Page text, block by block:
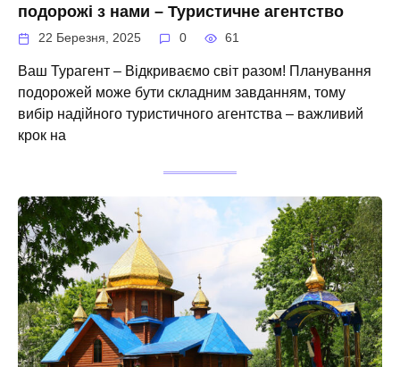
подорожі з нами – Туристичне агентство
22 Березня, 2025 0 61
Ваш Турагент – Відкриваємо світ разом! Планування
подорожей може бути складним завданням, тому
вибір надійного туристичного агентства – важливий
крок на